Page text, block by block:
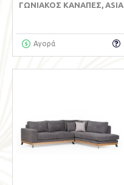
ΓΩΝΙΑΚΌΣ ΚΑΝΑΠΈΣ, ASIA
Αγορά